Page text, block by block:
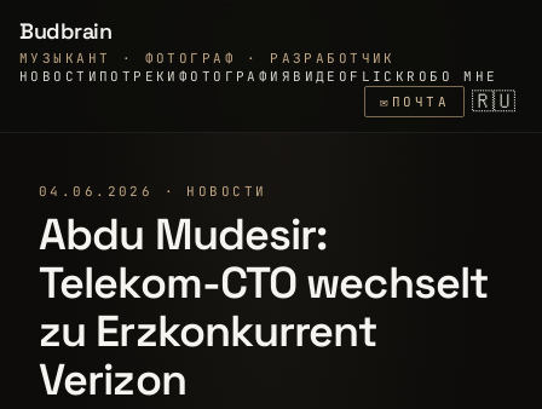
Budbrain
МУЗЫКАНТ · ФОТОГРАФ · РАЗРАБОТЧИК
НОВОСТИ ПО ТРЕКИ ФОТОГРАФИЯ ВИДЕО FLICKR ОБО МНЕ
✉ ПОЧТА 🇷🇺
04.06.2026 · НОВОСТИ
Abdu Mudesir:
Telekom-CTO wechselt
zu Erzkonkurrent
Verizon